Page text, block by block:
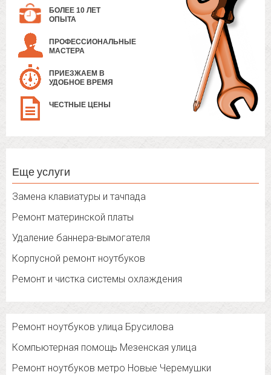
БОЛЕЕ 10 ЛЕТ
ОПЫТА
ПРОФЕССИОНАЛЬНЫЕ
МАСТЕРА
ПРИЕЗЖАЕМ В
УДОБНОЕ ВРЕМЯ
ЧЕСТНЫЕ ЦЕНЫ
Еще услуги
Замена клавиатуры и тачпада
Ремонт материнской платы
Удаление баннера-вымогателя
Корпусной ремонт ноутбуков
Ремонт и чистка системы охлаждения
Ремонт ноутбуков улица Брусилова
Компьютерная помощь Мезенская улица
Ремонт ноутбуков метро Новые Черемушки